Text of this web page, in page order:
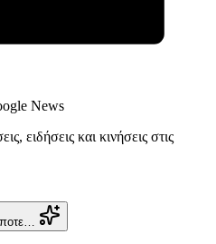
News
ειδήσεις και κινήσεις στις